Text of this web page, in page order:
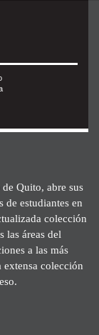
Quito, abre sus
de estudiantes en
colección
las áreas del
a las más
colección